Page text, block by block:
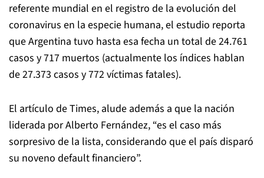
referente mundial en el registro de la evolución del
coronavirus en la especie humana, el estudio reporta
que Argentina tuvo hasta esa fecha un total de 24.761
casos y 717 muertos (actualmente los índices hablan
de 27.373 casos y 772 víctimas fatales).
El artículo de Times, alude además a que la nación
liderada por Alberto Fernández, “es el caso más
sorpresivo de la lista, considerando que el país disparó
su noveno default financiero”.